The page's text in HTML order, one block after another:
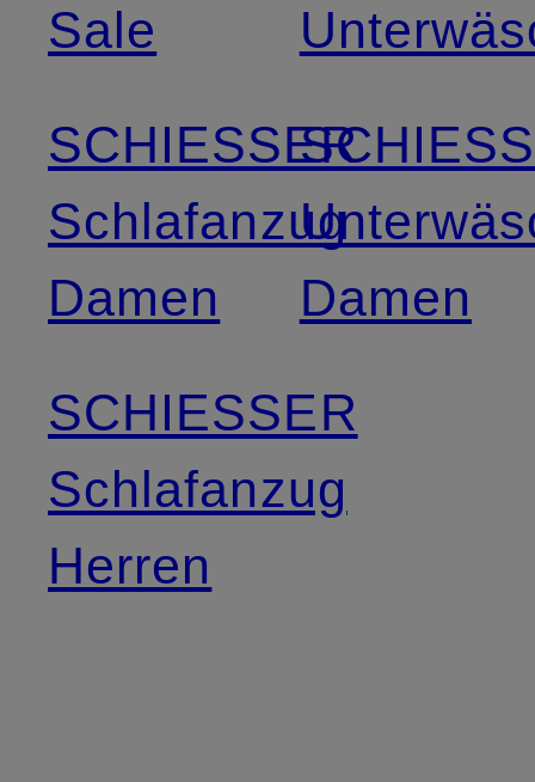
Sale
SCHIESSER
Schlafanzug
Damen
SCHIESSER
Schlafanzug
Herren
Damen